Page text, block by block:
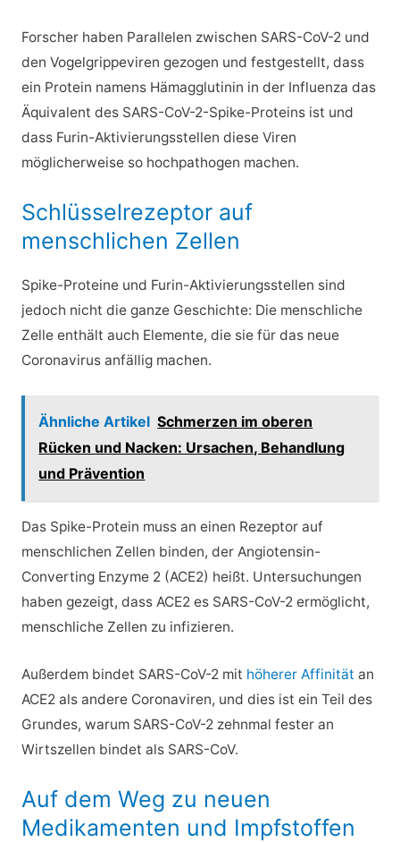
Forscher haben Parallelen zwischen SARS-CoV-2 und
den Vogelgrippeviren gezogen und festgestellt, dass
ein Protein namens Hämagglutinin in der Influenza das
Äquivalent des SARS-CoV-2-Spike-Proteins ist und
dass Furin-Aktivierungsstellen diese Viren
möglicherweise so hochpathogen machen.
Schlüsselrezeptor auf
menschlichen Zellen
Spike-Proteine und Furin-Aktivierungsstellen sind
jedoch nicht die ganze Geschichte: Die menschliche
Zelle enthält auch Elemente, die sie für das neue
Coronavirus anfällig machen.
Ähnliche Artikel Schmerzen im oberen
Rücken und Nacken: Ursachen, Behandlung
und Prävention
Das Spike-Protein muss an einen Rezeptor auf
menschlichen Zellen binden, der Angiotensin-
Converting Enzyme 2 (ACE2) heißt. Untersuchungen
haben gezeigt, dass ACE2 es SARS-CoV-2 ermöglicht,
menschliche Zellen zu infizieren.
Außerdem bindet SARS-CoV-2 mit höherer Affinität an
ACE2 als andere Coronaviren, und dies ist ein Teil des
Grundes, warum SARS-CoV-2 zehnmal fester an
Wirtszellen bindet als SARS-CoV.
Auf dem Weg zu neuen
Medikamenten und Impfstoffen